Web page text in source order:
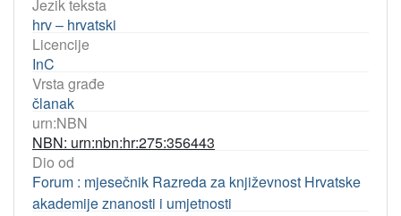
Jezik teksta
hrv – hrvatski
Licencije
InC
Vrsta građe
članak
urn:NBN
NBN: urn:nbn:hr:275:356443
Dio od
Forum : mjesečnik Razreda za književnost Hrvatske
akademije znanosti i umjetnosti